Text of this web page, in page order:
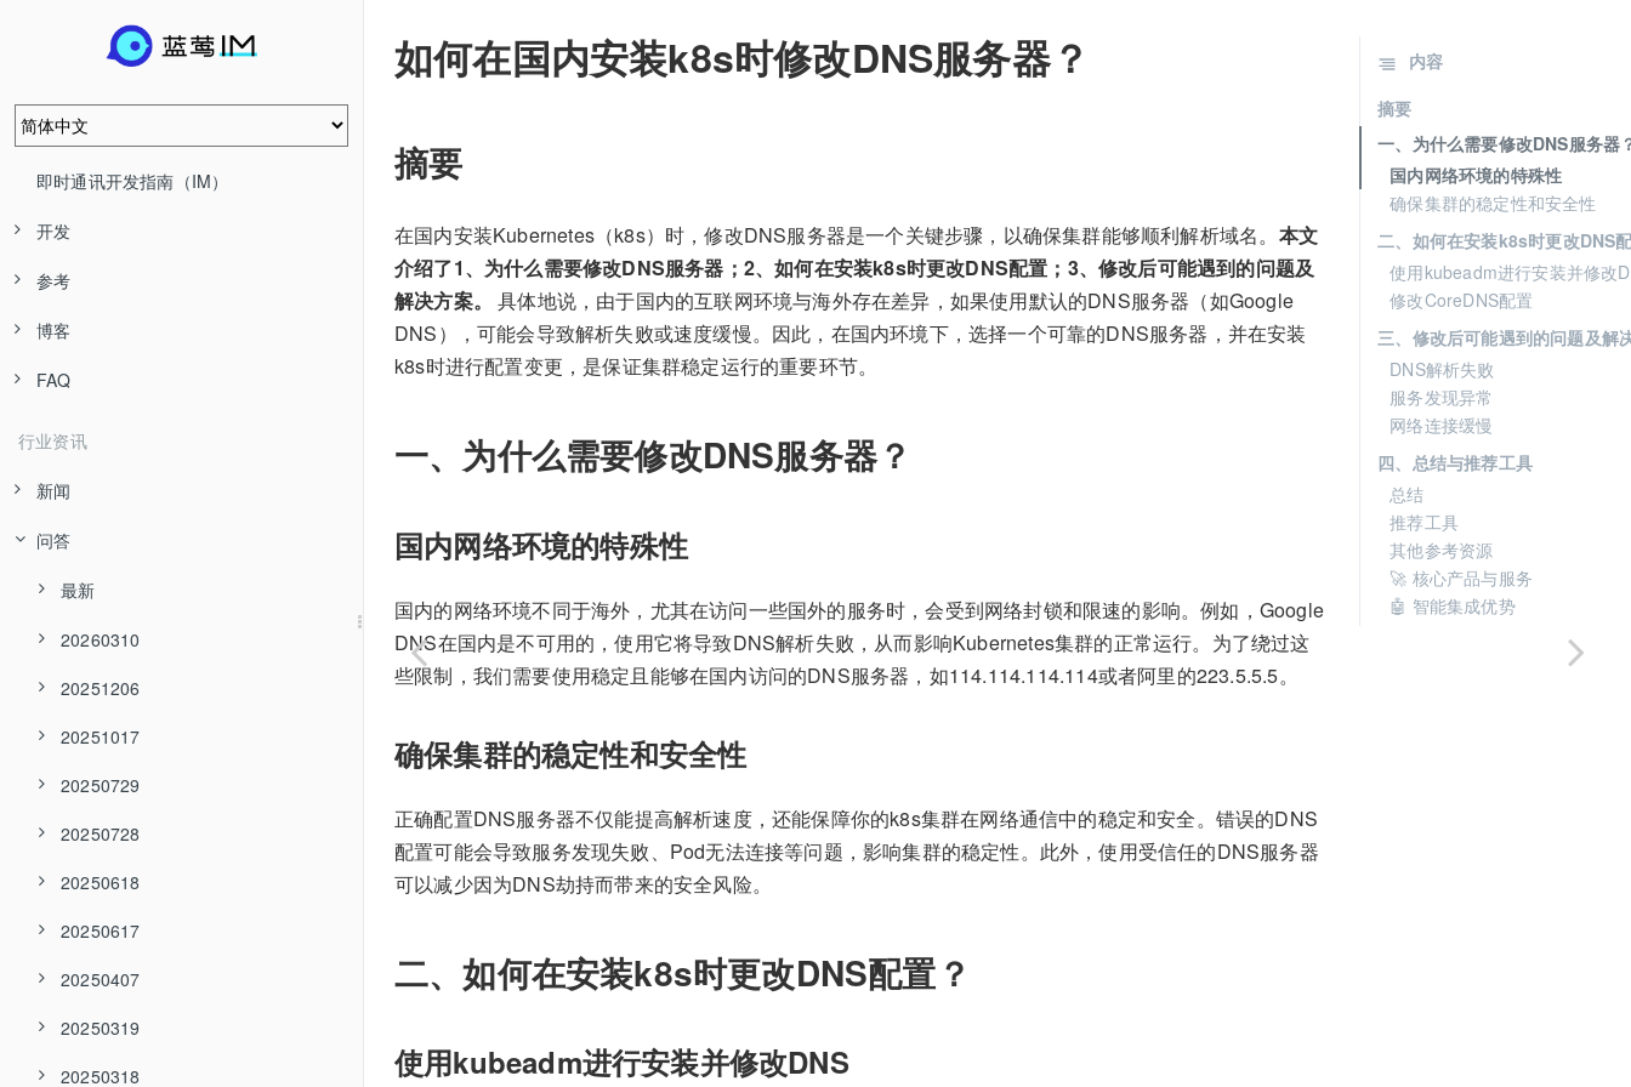
即时通讯开发指南（IM）
开发
参考
博客
FAQ
行业资讯
新闻
问答
最新
20260310
20251206
20251017
20250729
20250728
20250618
20250617
20250407
20250319
20250318
如何在国内安装k8s时修改DNS服务器？
摘要
在国内安装Kubernetes（k8s）时，修改DNS服务器是一个关键步骤，以确保集群能够顺利解析域名。 本文
介绍了1、为什么需要修改DNS服务器；2、如何在安装k8s时更改DNS配置；3、修改后可能遇到的问题及
解决方案。
具体地说，由于国内的互联网环境与海外存在差异，如果使用默认的DNS服务器（如Google
DNS），可能会导致解析失败或速度缓慢。因此，在国内环境下，选择一个可靠的DNS服务器，并在安装
k8s时进行配置变更，是保证集群稳定运行的重要环节。
一、为什么需要修改DNS服务器？
国内网络环境的特殊性
国内的网络环境不同于海外，尤其在访问一些国外的服务时，会受到网络封锁和限速的影响。例如，Google
DNS在国内是不可用的，使用它将导致DNS解析失败，从而影响Kubernetes集群的正常运行。为了绕过这
些限制，我们需要使用稳定且能够在国内访问的DNS服务器，如114.114.114.114或者阿里的223.5.5.5。
确保集群的稳定性和安全性
正确配置DNS服务器不仅能提高解析速度，还能保障你的k8s集群在网络通信中的稳定和安全。错误的DNS
配置可能会导致服务发现失败、Pod无法连接等问题，影响集群的稳定性。此外，使用受信任的DNS服务器
可以减少因为DNS劫持而带来的安全风险。
二、如何在安装k8s时更改DNS配置？
使用kubeadm进行安装并修改DNS
内容
摘要
一、为什么需要修改DNS服务器
国内网络环境的特殊性
确保集群的稳定性和安全性
二、如何在安装k8s时更改DNS
使用kubeadm进行安装并修改
修改CoreDNS配置
三、修改后可能遇到的问题及解
DNS解析失败
服务发现异常
网络连接缓慢
四、总结与推荐工具
总结
推荐工具
其他参考资源
🚀 核心产品与服务
🤖 智能集成优势